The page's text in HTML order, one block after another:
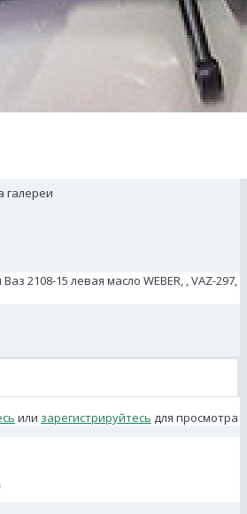
галереи
2108-15 левая масло WEBER, , VAZ-297,
или зарегистрируйтесь для просмотра